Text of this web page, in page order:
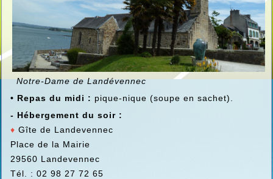
Notre-Dame de Landévennec
• Repas du midi : pique-nique (soupe en sachet).
- Hébergement du soir :
♦ Gîte de Landevennec
Place de la Mairie
29560 Landevennec
Tél. : 02 98 27 72 65